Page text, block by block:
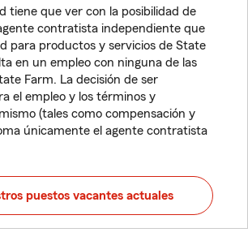
tiene que ver con la posibilidad de
contratista independiente que
para productos y servicios de State
en un empleo con ninguna de las
Farm. La decisión de ser
el empleo y los términos y
(tales como compensación y
únicamente el agente contratista
puestos vacantes actuales